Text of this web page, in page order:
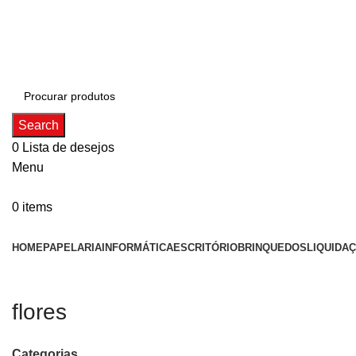
Search
0 Lista de desejos
Menu
0 items
HOMEPAPELARIA INFORMÁTICAESCRITÓRIOBRINQUEDOS
flores